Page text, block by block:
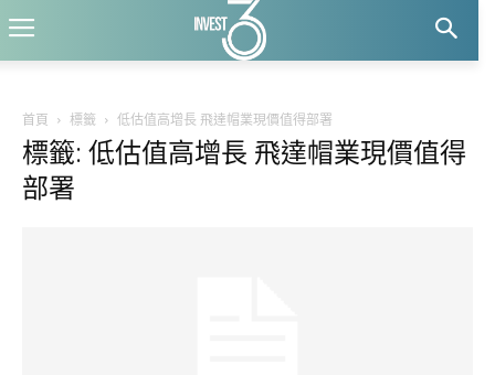
首頁 標籤 低估值高增長 飛達帽業現價值得部署
標籤: 低估值高增長 飛達帽業現價值得
部署